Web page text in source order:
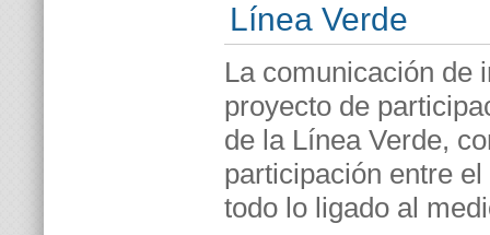
Línea Verde
La comunicación de
proyecto de
de la Línea Verde,
participación entre
todo lo ligado al